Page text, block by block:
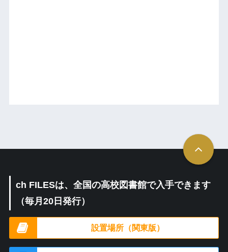
ch FILESは、全国の高校図書館で入手できます
（毎月20日発行）
設置場所（関東版）